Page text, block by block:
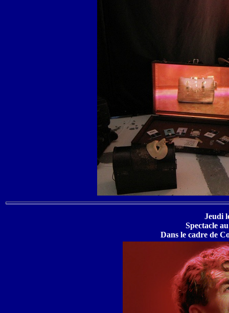
Jeudi
Spectacle
Dans le cadre de